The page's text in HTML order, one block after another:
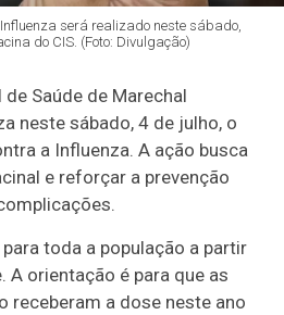
será realizado neste sábado,
do CIS. (Foto: Divulgação)
Saúde de Marechal
neste sábado, 4 de julho, o
a Influenza. A ação busca
e reforçar a prevenção
toda a população a partir
A orientação é para que as
receberam a dose neste ano